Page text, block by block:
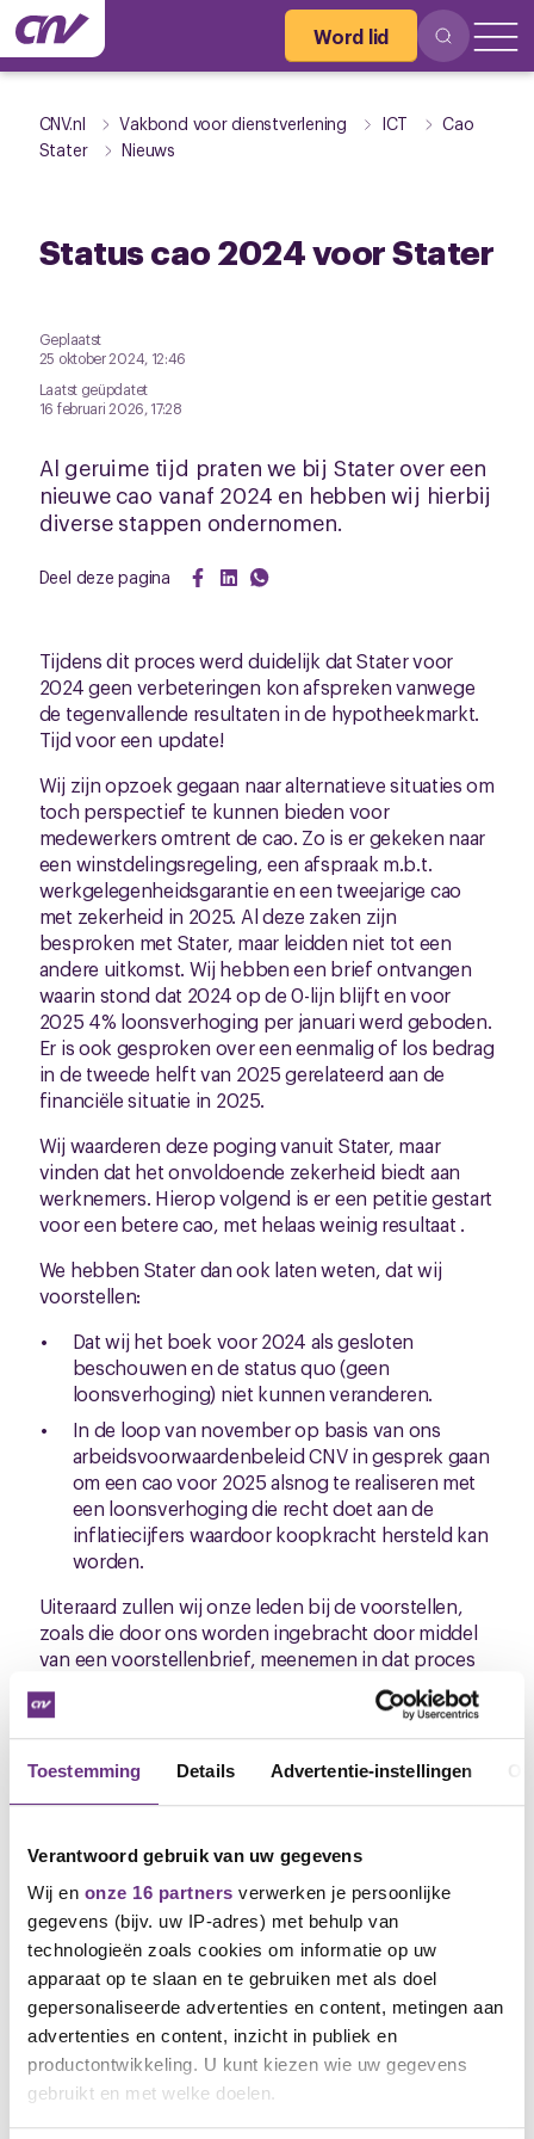
Toestemming Details Advertentie-instellingen
Verantwoord gebruik van uw gegevens
Wij en onze 16 partners verwerken je persoonlijke
gegevens (bijv. uw IP-adres) met behulp van
technologieën zoals cookies om informatie op uw
apparaat op te slaan en te gebruiken met als doel
gepersonaliseerde advertenties en content, metingen aan
advertenties en content, inzicht in publiek en
productontwikkeling. U kunt kiezen wie uw gegevens
gebruikt en met welke doelen.
Word lid
CNV.nl Vakbond voor dienstverlening ICT
Cao
Stater
Nieuws
Status cao 2024 voor Stater
Geplaatst
25 oktober 2024, 12:46
Laatst geüpdatet
16 februari 2026, 17:28
Al geruime tijd praten we bij Stater over een
nieuwe cao vanaf 2024 en hebben wij hierbij
diverse stappen ondernomen.
Deel deze pagina
Tijdens dit proces werd duidelijk dat Stater voor
2024 geen verbeteringen kon afspreken vanwege
de tegenvallende resultaten in de hypotheekmarkt.
Tijd voor een update!
Wij zijn opzoek gegaan naar alternatieve situaties om
toch perspectief te kunnen bieden voor
medewerkers omtrent de cao. Zo is er gekeken naar
een winstdelingsregeling, een afspraak m.b.t.
werkgelegenheidsgarantie en een tweejarige cao
met zekerheid in 2025. Al deze zaken zijn
besproken met Stater, maar leidden niet tot een
andere uitkomst. Wij hebben een brief ontvangen
waarin stond dat 2024 op de 0-lijn blijft en voor
2025 4% loonsverhoging per januari werd geboden.
Er is ook gesproken over een eenmalig of los bedrag
in de tweede helft van 2025 gerelateerd aan de
financiële situatie in 2025.
Wij waarderen deze poging vanuit Stater, maar
vinden dat het onvoldoende zekerheid biedt aan
werknemers. Hierop volgend is er een petitie gestart
voor een betere cao, met helaas weinig resultaat .
We hebben Stater dan ook laten weten, dat wij
voorstellen:
Dat wij het boek voor 2024 als gesloten
beschouwen en de status quo (geen
loonsverhoging) niet kunnen veranderen.
In de loop van november op basis van ons
arbeidsvoorwaardenbeleid CNV in gesprek gaan
om een cao voor 2025 alsnog te realiseren met
een loonsverhoging die recht doet aan de
inflatiecijfers waardoor koopkracht hersteld kan
worden.
Uiteraard zullen wij onze leden bij de voorstellen,
zoals die door ons worden ingebracht door middel
van een voorstellenbrief, meenemen in dat proces
CNV hoopt hiermee een oplossing te hebben die zal
acceptabel cao-resultaat voor 2025.
Voorstellen nieuwe onderhandelaar
CNV
Mijn naam is Marieke Jochemsen. Sinds dit jaar ben
ik bestuurder bij CNV en ik zal het werk bij Stater
overnemen van Abel. Ik hoop jullie de komende tijd
te ontmoeten en persoonlijk kennis te maken, maar
hierbij alvast kort iets over mij. Samen met mijn man
en zoontje woon ik in Ede en begin volgend jaar
verwachten wij ons tweede kindje. Ik heb een
achtergrond als manager binnen de commerciële
sector en in de zorg. Bij CNV ben ik als bestuurder